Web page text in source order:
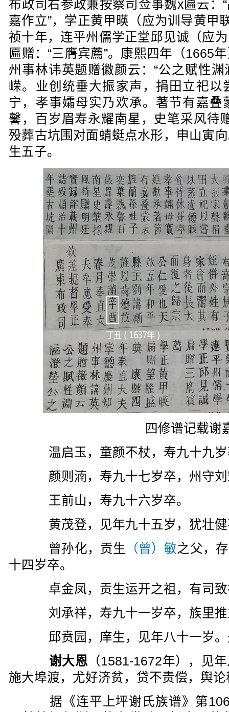
布政司右参政兼按察司佥事魏x匾云：
嘉作立”，学正黄甲暎（应为训导黄甲
祯十年，连平州儒学正堂邱见诚（应
匾赠：“三膺宾薦”。康熙四年（1665
州事林讳英题赠徽颜云：“公之赋性
嵘。业创统垂大振家声，捐田立祀以
宁，孝事孀母实乃欢承。著节有嘉叠
馨，百岁眉寿永耀南星，史笔采风待
殁葬古坑围对面蜻蜓点水形，申山寅
生五子。
四修谱记载谢
温启玉，童颜不杖，寿九十九岁
颜则湳，寿九十七岁卒，州守刘
王前山，寿九十六岁卒。
黄茂登，见年九十五岁，犹壮健
曾孙化，贡生 （曾）敏之父，
十四岁卒。
卓金凤，贡生运开之祖，有司致
刘承祥，寿九十一岁卒，族里推
邱贲园，庠生，见年八十一岁。
谢大恩 （1581-1672年），见
施大埠渡，尤好济贫，贷不责偿，舆
据《连平上坪谢氏族谱》第